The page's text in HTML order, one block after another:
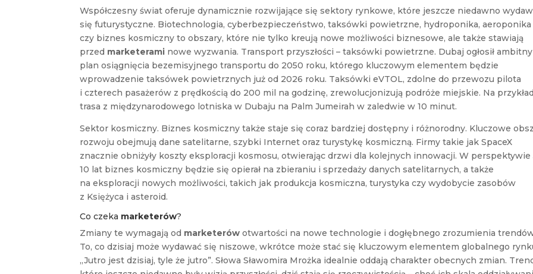
Współczesny świat oferuje dynamicznie rozwijające się sektory rynkowe, które jeszcze niedawno
się futurystyczne. Biotechnologia, cyberbezpieczeństwo, taksówki powietrzne, hydroponika, aeroponika
czy biznes kosmiczny to obszary, które nie tylko kreują nowe możliwości biznesowe, ale także stawiają
przed marketerami nowe wyzwania. Transport przyszłości – taksówki powietrzne. Dubaj ogłosił ambitny
plan osiągnięcia bezemisyjnego transportu do 2050 roku, którego kluczowym elementem będzie
wprowadzenie taksówek powietrznych już od 2026 roku. Taksówki eVTOL, zdolne do przewozu pilota
i czterech pasażerów z prędkością do 200 mil na godzinę, zrewolucjonizują podróże miejskie. Na przykład
trasa z międzynarodowego lotniska w Dubaju na Palm Jumeirah w zaledwie w 10 minut.
Sektor kosmiczny. Biznes kosmiczny także staje się coraz bardziej dostępny i różnorodny. Kluczowe
rozwoju obejmują dane satelitarne, szybki Internet oraz turystykę kosmiczną. Firmy takie jak SpaceX
znacznie obniżyły koszty eksploracji kosmosu, otwierając drzwi dla kolejnych innowacji. W perspektywie
10 lat biznes kosmiczny będzie się opierał na zbieraniu i sprzedaży danych satelitarnych, a także
na eksploracji nowych możliwości, takich jak produkcja kosmiczna, turystyka czy wydobycie zasobów
z Księżyca i asteroid.
Co czeka marketerów?
Zmiany te wymagają od marketerów otwartości na nowe technologie i dogłębnego zrozumienia
To, co dzisiaj może wydawać się niszowe, wkrótce może stać się kluczowym elementem globalnego
„Jutro jest dzisiaj, tyle że jutro”. Słowa Sławomira Mrożka idealnie oddają charakter obecnych zmian.